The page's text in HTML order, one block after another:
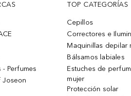
Perfumes
Joseon
TOP CATEGORÍAS
Cepillos
Correctores e
Maquinillas depilar
Bálsamos labiales
Estuches de
mujer
Protección solar